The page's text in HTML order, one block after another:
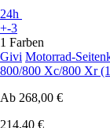
24h
+-3
1 Farben
Givi Motorrad-
800/800 Xc/800 Xr
Ab 268,00 €
214,40 €